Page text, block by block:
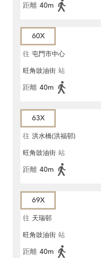
距離 40m
60X
往 屯門市中心
旺角豉油街 站
距離 40m
63X
往 洪水橋(洪福邨)
旺角豉油街 站
距離 40m
69X
往 天瑞邨
旺角豉油街 站
距離 40m